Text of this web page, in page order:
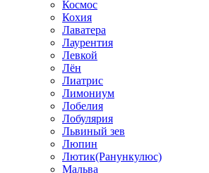
Космос
Кохия
Лаватера
Лаурентия
Левкой
Лён
Лиатрис
Лимониум
Лобелия
Лобулярия
Львиный зев
Люпин
Лютик(Ранункулюс)
Мальва